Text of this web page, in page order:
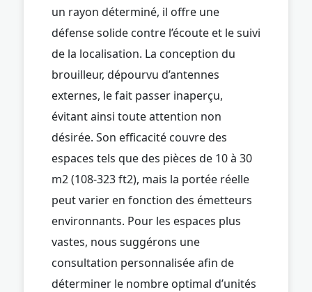
un rayon déterminé, il offre une
défense solide contre l’écoute et le suivi
de la localisation. La conception du
brouilleur, dépourvu d’antennes
externes, le fait passer inaperçu,
évitant ainsi toute attention non
désirée. Son efficacité couvre des
espaces tels que des pièces de 10 à 30
m2 (108-323 ft2), mais la portée réelle
peut varier en fonction des émetteurs
environnants. Pour les espaces plus
vastes, nous suggérons une
consultation personnalisée afin de
déterminer le nombre optimal d’unités